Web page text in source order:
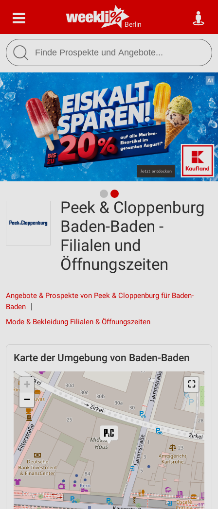
Berlin
Peek & Cloppenburg
Baden-Baden -
Filialen und
Öffnungszeiten
Angebote & Prospekte von Peek & Cloppenburg für Baden-
Baden
Mode & Bekleidung Filialen & Öffnungszeiten
Karte der Umgebung von Baden-Baden
⛶
+
−